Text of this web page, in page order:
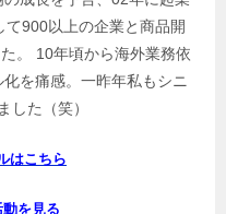
900以上の企業と商品開
。 10年頃から海外業務依
を痛感。一昨年私もシニ
した（笑）
はこちら
を見る